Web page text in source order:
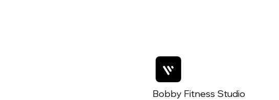
Bobby Fitness Studio